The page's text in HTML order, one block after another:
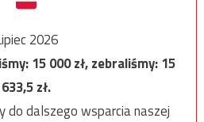
2026
15 000zł, zebraliśmy:15
633,5zł.
do dalszego wsparcia naszej